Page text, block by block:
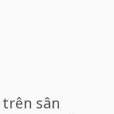
sân